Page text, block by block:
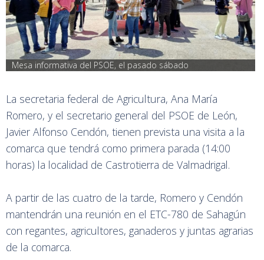
Mesa informativa del PSOE, el pasado sábado
La secretaria federal de Agricultura, Ana María
Romero, y el secretario general del PSOE de León,
Javier Alfonso Cendón, tienen prevista una visita a la
comarca que tendrá como primera parada (14:00
horas) la localidad de Castrotierra de Valmadrigal.
A partir de las cuatro de la tarde, Romero y Cendón
mantendrán una reunión en el ETC-780 de Sahagún
con regantes, agricultores, ganaderos y juntas agrarias
de la comarca.